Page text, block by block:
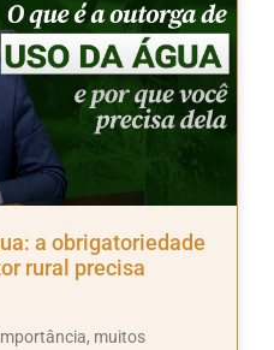
a obrigatoriedade
rural precisa
muitos